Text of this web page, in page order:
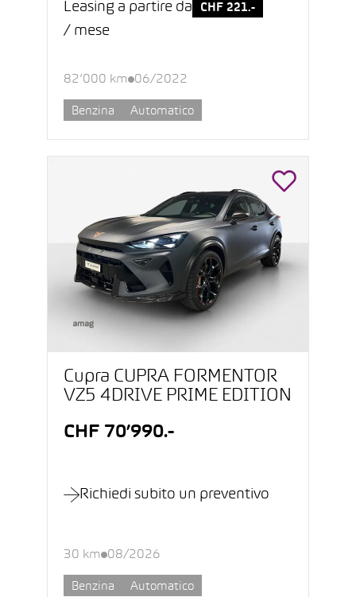
Leasing a partire da CHF 221.-
/ mese
82’000 km 06/2022
Benzina Automatico
Cupra CUPRA FORMENTOR
VZ5 4DRIVE PRIME EDITION
CHF 70’990.-
Richiedi subito un preventivo
30 km 08/2026
Benzina Automatico